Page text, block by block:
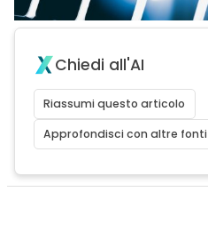
Chiedi all'AI
Riassumi questo articolo
Approfondisci con altre fonti